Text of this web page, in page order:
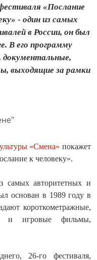
«Послание
- один из самых
в России, он был
В его программу
выходящие за рамки
«Смена» покажет
к человеку».
самых авторитетных и
основан в 1989 году в
короткометражные,
и игровые фильмы,
26-го фестиваля,